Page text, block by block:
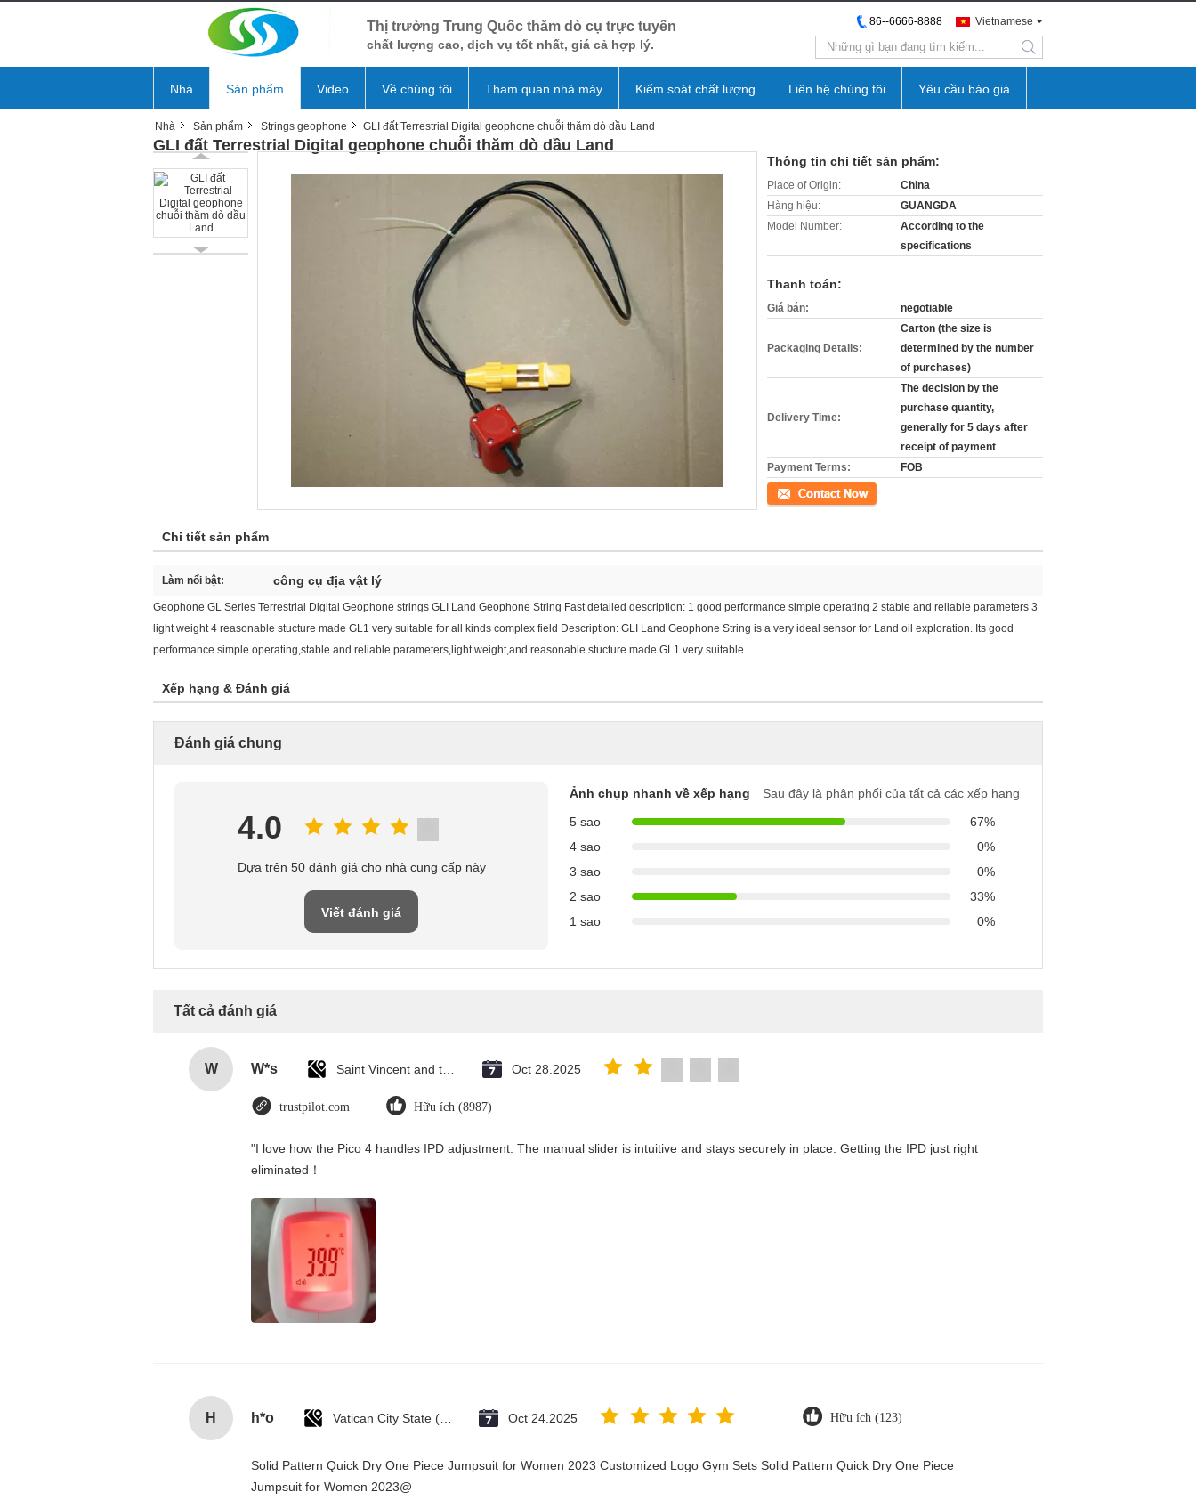
Thị trường Trung Quốc thăm dò cụ trực tuyến
chất lượng cao, dịch vụ tốt nhất, giá cả hợp lý.
Vietnamese
86--6666-8888
search
Nhà Sản phẩm Video Về chúng tôi Tham quan nhà máy Kiểm soát chất lượng Liên hệ chúng tôi Yêu cầu báo giá
Nhà Sản phẩm Strings geophone GLI đất Terrestrial Digital geophone chuỗi thăm dò dầu Land
GLI đất Terrestrial Digital geophone chuỗi thăm dò dầu Land
Thông tin chi tiết sản phẩm:
Place of Origin:
China
Hàng hiệu:
GUANGDA
Model Number:
According to the
specifications
Thanh toán:
Giá bán: negotiable
Packaging Details:
Carton (the size is
determined by the number
of purchases)
Delivery Time:
The decision by the
purchase quantity,
generally for 5 days after
receipt of payment
Payment Terms:
FOB
Tiếp xúc
Chi tiết sản phẩm
Làm nổi bật: công cụ địa vật lý
Geophone GL Series Terrestrial Digital Geophone strings GLI Land Geophone String Fast detailed description: 1 good performance simple operating 2 stable and reliable parameters 3
light weight 4 reasonable stucture made GL1 very suitable for all kinds complex field Description: GLI Land Geophone String is a very ideal sensor for Land oil exploration. Its good
performance simple operating,stable and reliable parameters,light weight,and reasonable stucture made GL1 very suitable
Xếp hạng & Đánh giá
Đánh giá chung
4.0
Dựa trên 50 đánh giá cho nhà cung cấp này
Viết đánh giá
Ảnh chụp nhanh về xếp hạng
Sau đây là phân phối của tất cả các xếp hạng
5 sao
67%
4 sao
0%
3 sao
0%
2 sao
33%
1 sao
0%
Tất cả đánh giá
W W*s Oct 28.2025
trustpilot.com Hữu ích (8987)
"I love how the Pico 4 handles IPD adjustment. The manual slider is intuitive and stays securely in place. Getting the IPD just right
eliminated！
H h*o Oct 24.2025 Hữu ích (123)
Solid Pattern Quick Dry One Piece Jumpsuit for Women 2023 Customized Logo Gym Sets Solid Pattern Quick Dry One Piece
Jumpsuit for Women 2023@